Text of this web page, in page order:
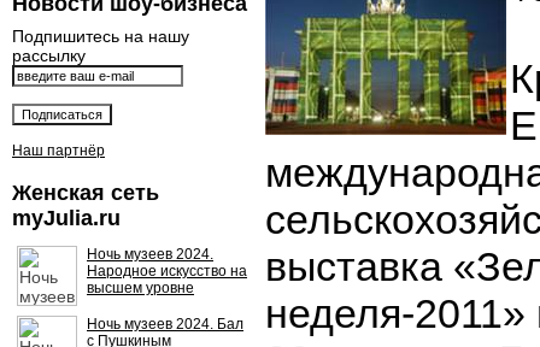
Подпишитесь на нашу
рассылку
Наш партнёр
Женская сеть
myJulia.ru
Ночь музеев 2024.
Народное искусство на
высшем уровне
Ночь музеев 2024. Бал
с Пушкиным
выставка
неделя-2011»